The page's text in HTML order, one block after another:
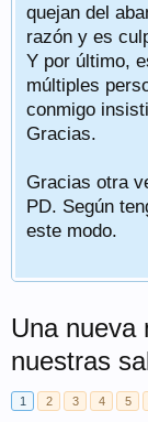
quejan del
razón y es
Y por último,
múltiples
conmigo
Gracias.
Gracias otra
PD. Según
este modo.
Una nueva
nuestras
1 2 3 4 5